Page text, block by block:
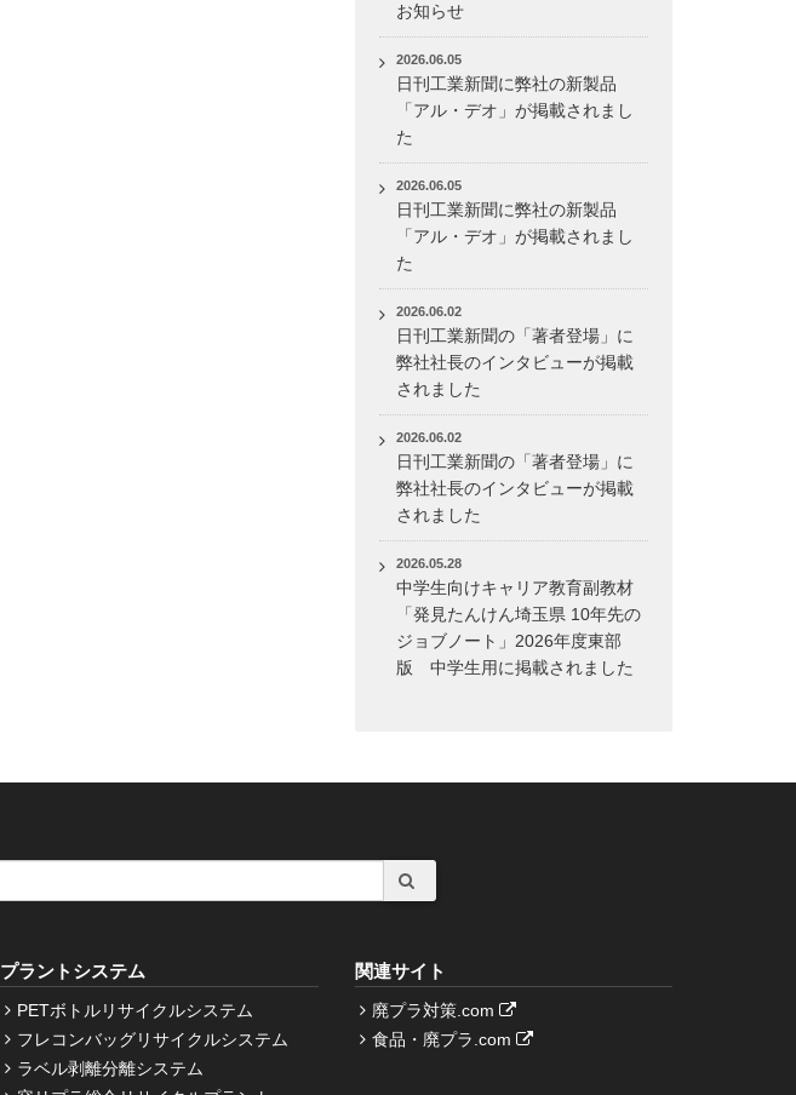
お知らせ
2026.06.05
日刊工業新聞に弊社の新製品
「アル・デオ」が掲載されまし
た
2026.06.05
日刊工業新聞に弊社の新製品
「アル・デオ」が掲載されまし
た
2026.06.02
日刊工業新聞の「著者登場」に
弊社社長のインタビューが掲載
されました
2026.06.02
日刊工業新聞の「著者登場」に
弊社社長のインタビューが掲載
されました
2026.05.28
中学生向けキャリア教育副教材
「発見たんけん埼玉県 10年先の
ジョブノート」2026年度東部
版 中学生用に掲載されました
プラントシステム
PETボトルリサイクルシステム
フレコンバッグリサイクルシステム
ラベル剥離分離システム
関連サイト
廃プラ対策.com
食品・廃プラ.com